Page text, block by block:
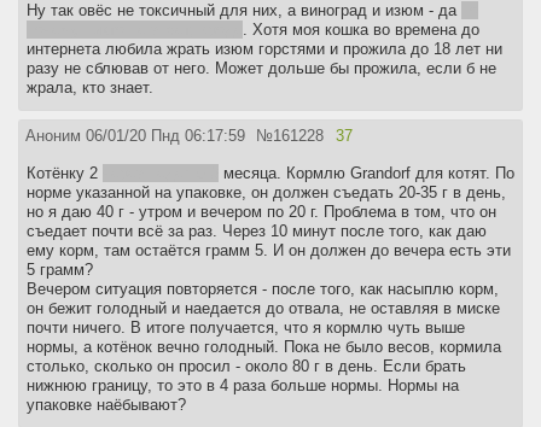
Ну так овёс не токсичный для них, а виноград и изюм - да
. Хотя моя кошка во времена до
интернета любила жрать изюм горстями и прожила до 18 лет ни
разу не сблював от него. Может дольше бы прожила, если б не
жрала, кто знает.
Аноним 06/01/20 Пнд 06:17:59 №161228 37
Котёнку 2
месяца. Кормлю Grandorf для котят. По
норме указанной на упаковке, он должен съедать 20-35 г в день,
но я даю 40 г - утром и вечером по 20 г. Проблема в том, что он
съедает почти всё за раз. Через 10 минут после того, как даю
ему корм, там остаётся грамм 5. И он должен до вечера есть эти
5 грамм?
Вечером ситуация повторяется - после того, как насыплю корм,
он бежит голодный и наедается до отвала, не оставляя в миске
почти ничего. В итоге получается, что я кормлю чуть выше
нормы, а котёнок вечно голодный. Пока не было весов, кормила
столько, сколько он просил - около 80 г в день. Если брать
нижнюю границу, то это в 4 раза больше нормы. Нормы на
упаковке наёбывают?